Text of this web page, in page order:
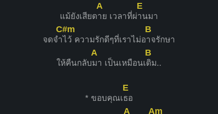
แม้ยังเสียด
A
าย เวลาที่ผ่
E
านมา
จดจำ
C#m
ไว้ ความรักดีๆที่เราไม่อ
B
าจรักษา
ให้คืนกลับ
A
มา เป็นเหมือนเ
B
ดิม..
* ขอบคุณเ
E
ธอ
A Am